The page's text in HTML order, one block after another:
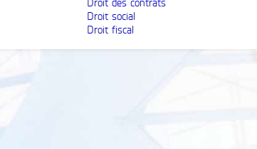
Droit social
Droit fiscal